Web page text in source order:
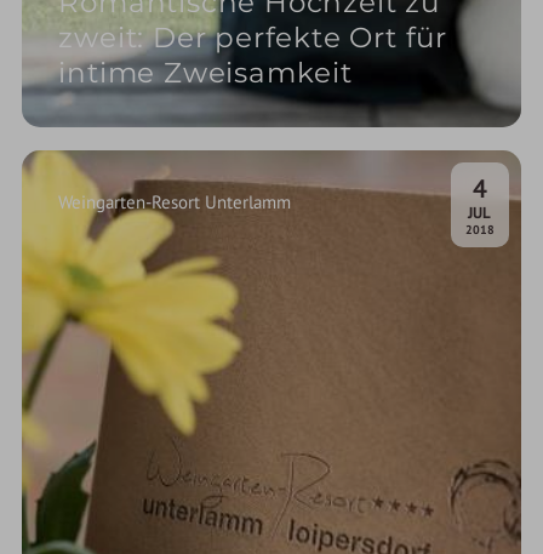
zweit: Der perfekte Ort für
intime Zweisamkeit
4
JUL.
2018
Weingarten-Resort Unterlamm